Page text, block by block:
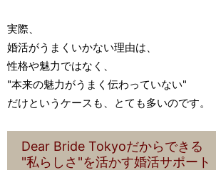
実際、
婚活がうまくいかない理由は、
性格や魅力ではなく、
"本来の魅力がうまく伝わっていない"
だけというケースも、とても多いのです。
Dear Bride Tokyoだからできる
"私らしさ"を活かす婚活サポート